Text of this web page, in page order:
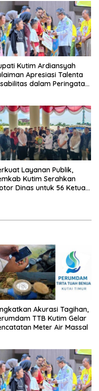
Kutim Ardiansyah
Apresiasi Talenta
dalam Peringatan
Layanan Publik,
Kutim Serahkan
Dinas untuk 56 Ketua
Akurasi Tagihan,
TTB Kutim Gelar
Meter Air Massal